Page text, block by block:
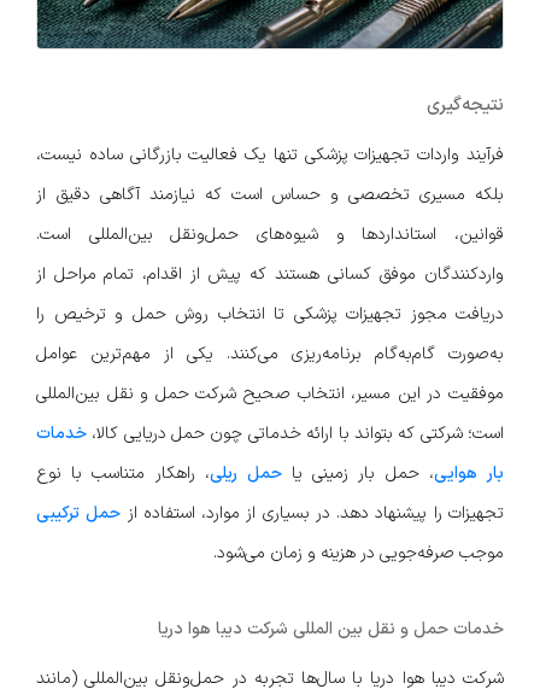
نتیجه‌گیری
فرآیند واردات تجهیزات پزشکی تنها یک فعالیت بازرگانی ساده نیست،
بلکه مسیری تخصصی و حساس است که نیازمند آگاهی دقیق از
قوانین، استانداردها و شیوه‌های حمل‌ونقل بین‌المللی است.
واردکنندگان موفق کسانی هستند که پیش از اقدام، تمام مراحل از
دریافت مجوز تجهیزات پزشکی تا انتخاب روش حمل و ترخیص را
به‌صورت گام‌به‌گام برنامه‌ریزی می‌کنند. یکی از مهم‌ترین عوامل
موفقیت در این مسیر، انتخاب صحیح شرکت حمل و نقل بین‌المللی
است؛ شرکتی که بتواند با ارائه خدماتی چون حمل دریایی کالا، خدمات
بار هوایی، حمل بار زمینی یاحمل ریلی، راهکار متناسب با نوع
تجهیزات را پیشنهاد دهد. در بسیاری از موارد، استفاده از حمل ترکیبی
موجب صرفه‌جویی در هزینه و زمان می‌شود.
خدمات حمل و نقل بین المللی شرکت دیبا هوا دریا
شرکت دیبا هوا دریا با سال‌ها تجربه در حمل‌ونقل بین‌المللی (مانند